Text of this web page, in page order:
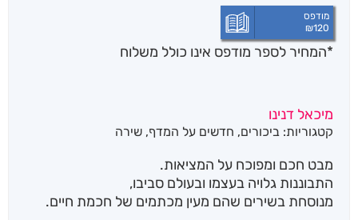
מודפס
₪120
*המחיר לספר מודפס אינו כולל משלוח
מיכאל דנינו
קטגוריות: ביכורים, חדשים על המדף, שירה
מבט חכם ומפוכח על המציאות.
התבוננות גלויה בעצמו ובעולם סביבו,
מנוסחת בשירים שהם מעין מכתמים של חכמת חיים.